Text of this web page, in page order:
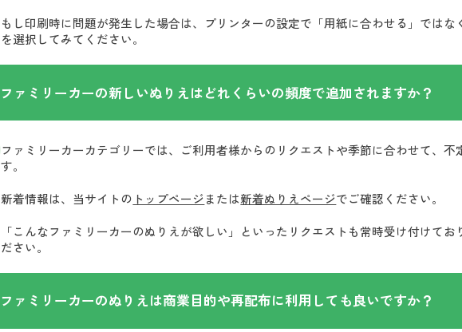
もし印刷時に問題が発生した場合は、プリンターの設定で「用紙に合わせる」ではな
を選択してみてください。
ファミリーカーの新しいぬりえはどれくらいの頻度で追加されますか？
ファミリーカーカテゴリーでは、ご利用者様からのリクエストや季節に合わせて、不
す。
新着情報は、当サイトの トップページまたは新着ぬりえページでご確認ください。
「こんなファミリーカーのぬりえが欲しい」といったリクエストも常時受け付けてお
ださい。
ファミリーカーのぬりえは商業目的や再配布に利用しても良いですか？